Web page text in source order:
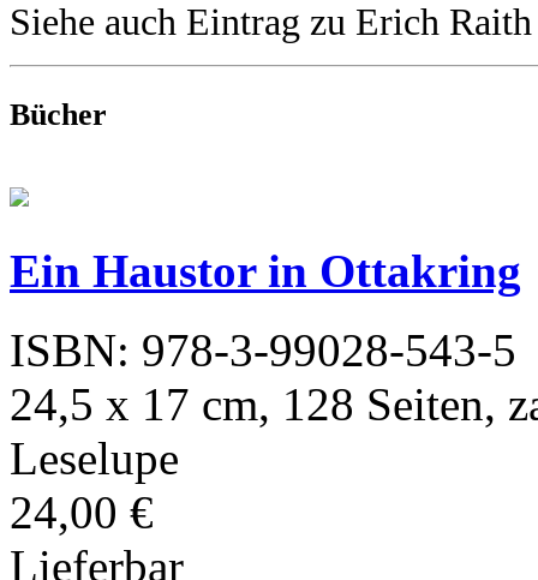
Siehe auch Eintrag zu Erich
Bücher
Ein Haustor in Ottakring
ISBN: 978-3-99028-543-5
24,5 x 17 cm, 128 Seiten,
Leselupe
24,00 €
Lieferbar